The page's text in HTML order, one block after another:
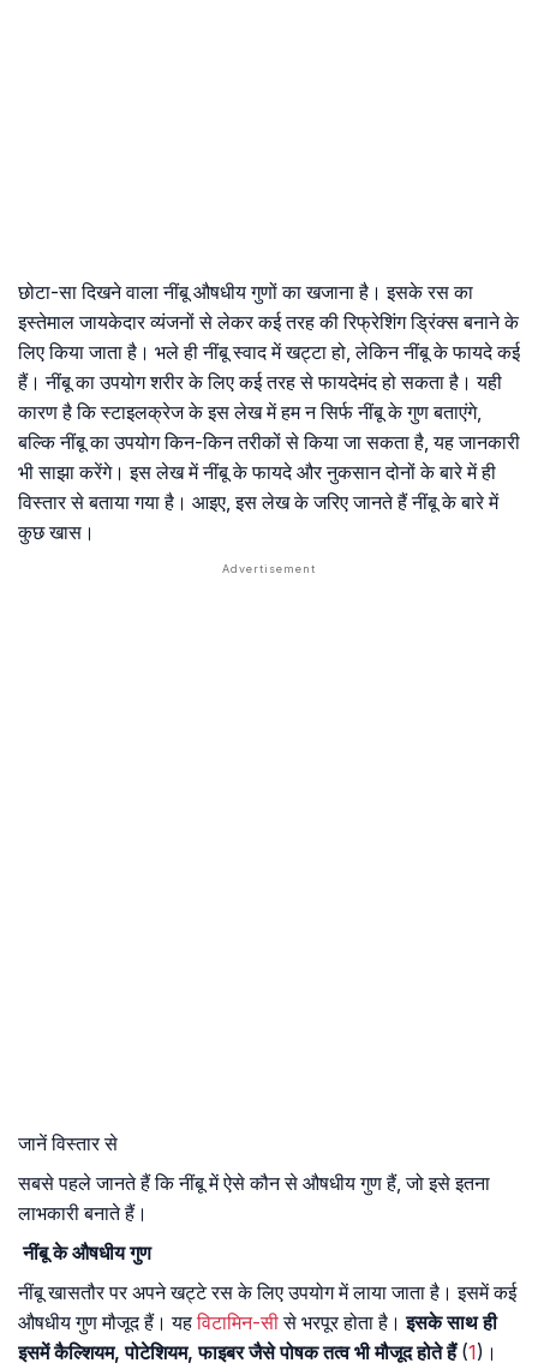
छोटा-सा दिखने वाला नींबू औषधीय गुणों का खजाना है। इसके रस का
इस्तेमाल जायकेदार व्यंजनों से लेकर कई तरह की रिफ्रेशिंग ड्रिंक्स बनाने के
लिए किया जाता है। भले ही नींबू स्वाद में खट्टा हो, लेकिन नींबू के फायदे कई
हैं। नींबू का उपयोग शरीर के लिए कई तरह से फायदेमंद हो सकता है। यही
कारण है कि स्टाइलक्रेज के इस लेख में हम न सिर्फ नींबू के गुण बताएंगे,
बल्कि नींबू का उपयोग किन-किन तरीकों से किया जा सकता है, यह जानकारी
भी साझा करेंगे। इस लेख में नींबू के फायदे और नुकसान दोनों के बारे में ही
विस्तार से बताया गया है। आइए, इस लेख के जरिए जानते हैं नींबू के बारे में
कुछ खास।
जानें विस्तार से
सबसे पहले जानते हैं कि नींबू में ऐसे कौन से औषधीय गुण हैं, जो इसे इतना
लाभकारी बनाते हैं।
नींबूकेऔषधीयगुण
नींबू खासतौर पर अपने खट्टे रस के लिए उपयोग में लाया जाता है। इसमें कई
औषधीय गुण मौजूद हैं। यहविटामिन-सीसे भरपूर होता है।इसके साथ ही
इसमें कैल्शियम, पोटेशियम, फाइबर जैसे पोषक तत्व भी मौजूद होते हैं(1)।